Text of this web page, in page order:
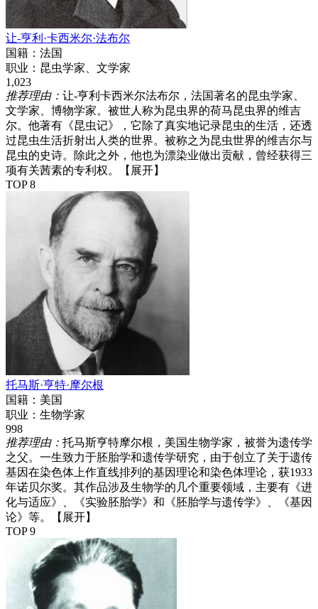
让-亨利·卡西米尔·法布尔
国籍： 法国
职业： 昆虫学家、文学家
1,023
推荐理由： 让-亨利卡西米尔法布尔，法国著名的昆虫学家、
文学家、博物学家。被世人称为昆虫界的荷马昆虫界的维吉
尔。他著有《昆虫记》，它除了真实地记录昆虫的生活，还透
过昆虫生活折射出人类的世界。被称之为昆虫世界的维吉尔与
昆虫的史诗。除此之外，他也为漂染业做出贡献，曾经获得三
项有关茜素的专利权。
【展开】
TOP 8
托马斯·亨特·摩尔根
国籍： 美国
职业： 生物学家
998
推荐理由： 托马斯亨特摩尔根，美国生物学家，被誉为遗传学
之父。一生致力于胚胎学和遗传学研究，由于创立了关于遗传
基因在染色体上作直线排列的基因理论和染色体理论，获1933
年诺贝尔奖。其作品涉及生物学的几个重要领域，主要有《进
化与适应》、《实验胚胎学》和《胚胎学与遗传学》、《基因
论》等。
【展开】
TOP 9